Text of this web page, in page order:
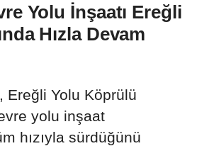
Yolu İnşaatı Ereğli
Hızla Devam
Ereğli Yolu Köprülü
yolu inşaat
hızıyla sürdüğünü